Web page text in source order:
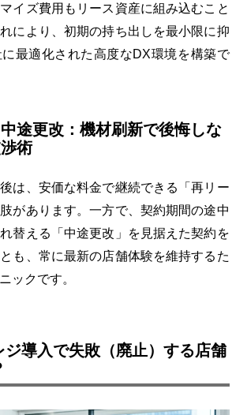
イズ費用もリース資産に組み込むこと
により、初期の持ち出しを最小限に抑
最適化された高度なDX環境を構築で
途更改：機材刷新で後悔しな
術
は、安価な料金で継続できる「再リー
があります。一方で、契約期間の途中
替える「中途更改」を見据えた契約を
も、常に最新の店舗体験を維持するた
ックです。
ジ導入で失敗（廃止）する店舗